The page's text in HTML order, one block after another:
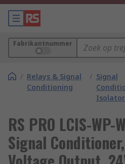
Fabrikantnummer
/ Relays & Signal
Conditioning
/ Signal
RS PRO LCIS-WP-
Signal